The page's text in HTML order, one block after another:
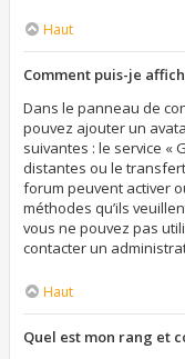
Haut
Comment puis-je
Dans le panneau de
pouvez ajouter un
suivantes : le service «
distantes ou le
forum peuvent activer
méthodes qu’ils
vous ne pouvez pas
contacter un
Haut
Quel est mon rang et